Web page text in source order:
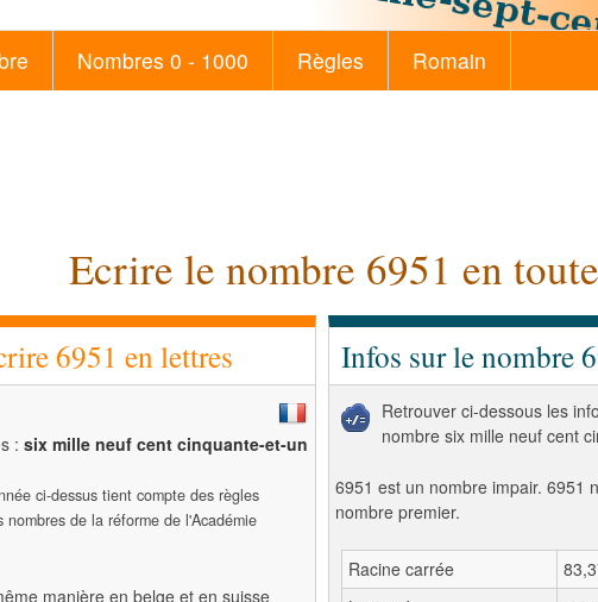
Nombres 0 - 1000 Règles Romain
Ecrire le nombre 6951 en
6951 en lettres
: six mille neuf cent cinquante-et-un
ci-dessus tient compte des règles
nombres de la réforme de l'Académie
manière en belge et en suisse
Infos sur le nombre
Retrouver ci-dessous les
nombre six mille neuf cent
6951 est un nombre impair. 6951
nombre premier.
Racine carrée